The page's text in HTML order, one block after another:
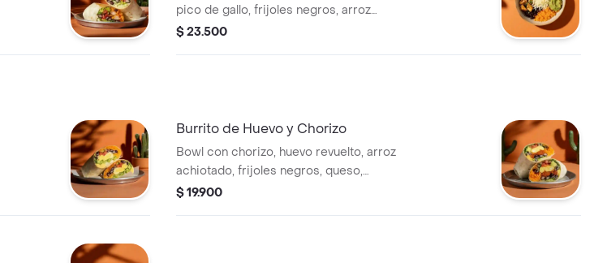
pico de gallo, frijoles negros, arroz
achiote y lechuga.
$ 23.500
Burrito de Huevo y Chorizo
Bowl con chorizo, huevo revuelto, arroz
achiotado, frijoles negros, queso,
guacamole, pico de gallo, lechuga y salsa
$ 19.900